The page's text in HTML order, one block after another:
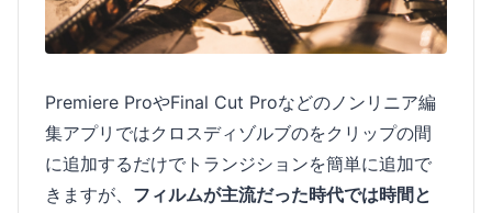
Premiere ProやFinal Cut Proなどのノンリニア編
集アプリではクロスディゾルブのをクリップの間
に追加するだけでトランジションを簡単に追加で
きますが、 フィルムが主流だった時代では時間と